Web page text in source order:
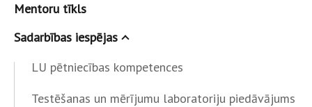
Mentoru tīkls
Sadarbības iespējas
LU pētniecības kompetences
Testēšanas un mērījumu laboratoriju piedāvājums